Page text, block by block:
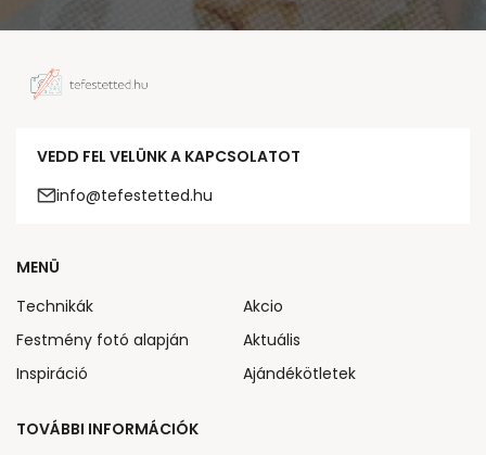
VEDD FEL VELÜNK A KAPCSOLATOT
info@tefestetted.hu
MENÜ
Technikák
Festmény fotó alapján
Inspiráció
Akcio
Aktuális
Ajándékötletek
TOVÁBBI INFORMÁCIÓK